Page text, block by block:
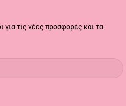
για τις νέες προσφορές και τα